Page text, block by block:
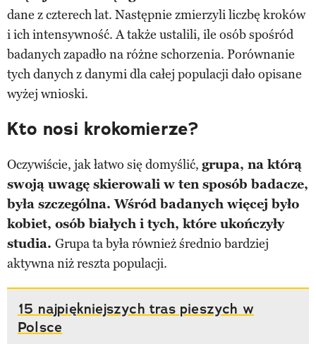
dane z czterech lat. Następnie zmierzyli liczbę kroków
i ich intensywność. A także ustalili, ile osób spośród
badanych zapadło na różne schorzenia. Porównanie
tych danych z danymi dla całej populacji dało opisane
wyżej wnioski.
Kto nosi krokomierze?
Oczywiście, jak łatwo się domyślić, grupa, na którą
swoją uwagę skierowali w ten sposób badacze,
była szczególna. Wśród badanych więcej było
kobiet, osób białych i tych, które ukończyły
studia. Grupa ta była również średnio bardziej
aktywna niż reszta populacji.
15 najpiękniejszych tras pieszych w
Polsce